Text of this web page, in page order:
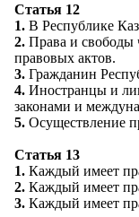
Статья 12
1. В Республике
2. Права и свободы
правовых актов.
3. Гражданин
4. Иностранцы и
законами и
5. Осуществление
Статья 13
1. Каждый имеет
2. Каждый имеет
3. Каждый имеет